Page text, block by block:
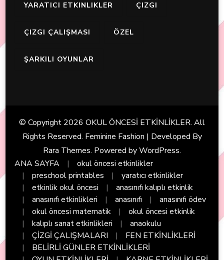
YARATICI ETKINLIKLER ÇIZGI
ÇIZGI ÇALIŞMASI ÖZEL
ŞARKILI OYUNLAR
© Copyright 2026 OKUL ÖNCESİ ETKİNLİKLER. All
Rights Reserved. Feminine Fashion | Developed By
Rara Themes. Powered byWordPress.
ANA SAYFA
okul öncesi etkinlikler
preschool printables
yaratıcı etkinlikler
etkinlik okul öncesi
anasınıfı kalıplı etkinlik
anasınıfı etkinlikleri
anasınıfı
anasınıfı ödev
okul öncesi matematik
okul öncesi etkinlik
kalıplı sanat etkinlikleri
anaokulu
ÇİZGİ ÇALIŞMALARI
FEN ETKİNLİKLERİ
BELİRLİ GÜNLER ETKİNLİKLERİ